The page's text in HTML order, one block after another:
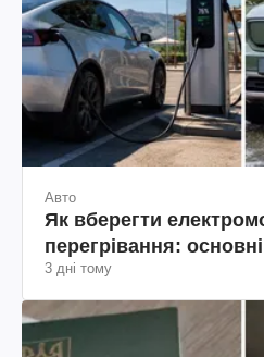
Авто
Як вберегти
перегрівання:
3 дні тому